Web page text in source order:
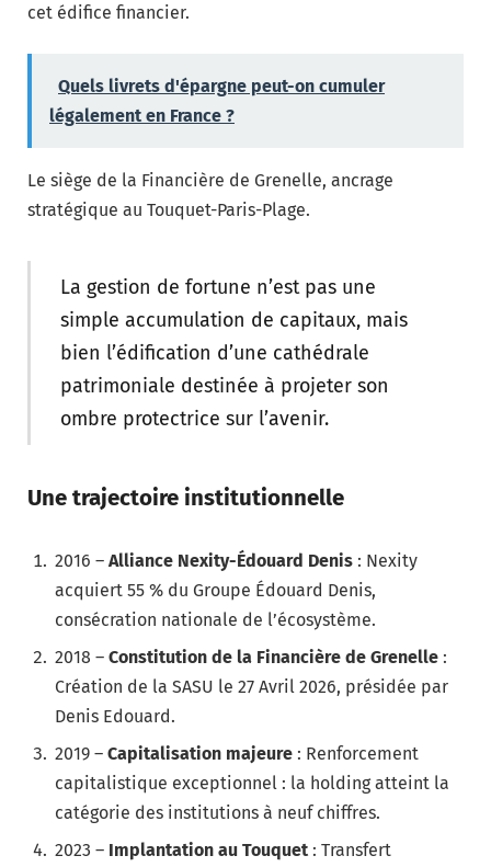
cet édifice financier.
Quels livrets d'épargne peut-on cumuler
légalement en France ?
Le siège de la Financière de Grenelle, ancrage
stratégique au Touquet-Paris-Plage.
La gestion de fortune n’est pas une
simple accumulation de capitaux, mais
bien l’édification d’une cathédrale
patrimoniale destinée à projeter son
ombre protectrice sur l’avenir.
Une trajectoire institutionnelle
2016 – Alliance Nexity-Édouard Denis : Nexity
acquiert 55 % du Groupe Édouard Denis,
consécration nationale de l’écosystème.
2018 – Constitution de la Financière de Grenelle :
Création de la SASU le 27 Avril 2026, présidée par
Denis Edouard.
2019 – Capitalisation majeure : Renforcement
capitalistique exceptionnel : la holding atteint la
catégorie des institutions à neuf chiffres.
2023 – Implantation au Touquet : Transfert